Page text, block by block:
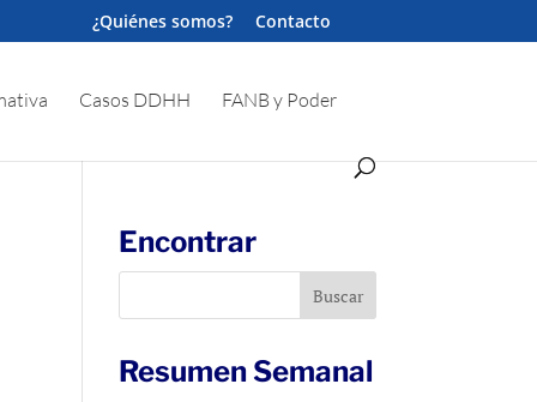
¿Quiénes somos? Contacto
Casos DDHH FANB y Poder
Encontrar
Resumen Semanal